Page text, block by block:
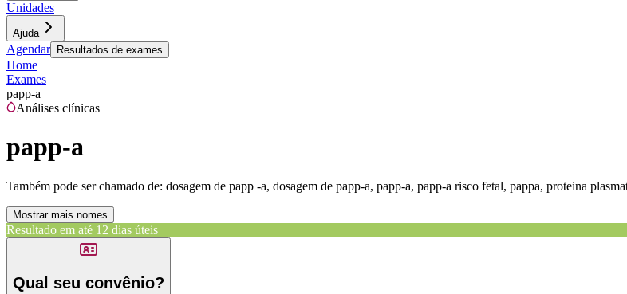
Unidades
Ajuda
Agendar Resultados de exames
Home
Exames
papp-a
Análises clínicas
papp-a
Também pode ser chamado de: dosagem de papp -a, dosagem de papp-a, papp-a, papp-a risco fetal, pappa, proteina
Mostrar mais nomes
Resultado em até 12 dias úteis
Qual seu convênio?